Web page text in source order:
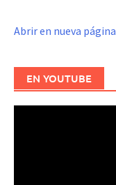
Abrir en nueva página
EN YOUTUBE